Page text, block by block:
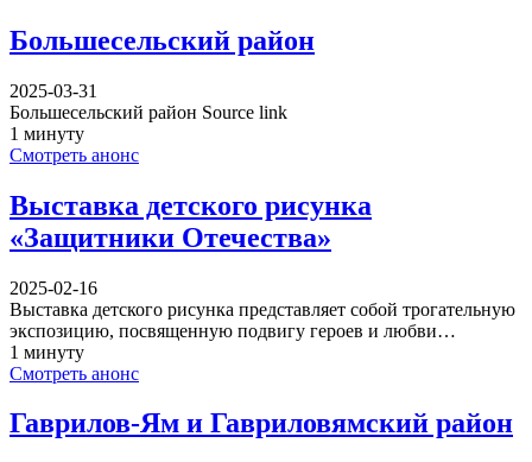
Большесельский район
2025-03-31
Большесельский район Source link
1 минуту
Смотреть анонс
Выставка детского рисунка
«Защитники Отечества»
2025-02-16
Выставка детского рисунка представляет собой трогательную
экспозицию, посвященную подвигу героев и любви…
1 минуту
Смотреть анонс
Гаврилов-Ям и Гавриловямский район